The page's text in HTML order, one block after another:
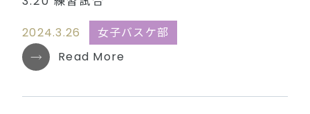
2024.3.26
女子バスケ部
Read More